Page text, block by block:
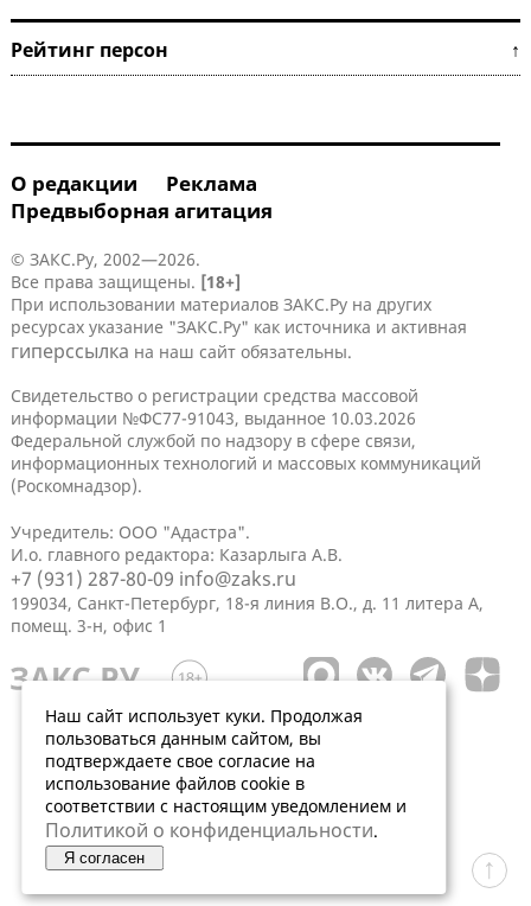
Рейтинг персон ↑
О редакции
Реклама
Предвыборная агитация
© ЗАКС.Ру, 2002—2026.
Все права защищены. [18+]
При использовании материалов ЗАКС.Ру на других
ресурсах указание "ЗАКС.Ру" как источника и активная
гиперссылка на наш сайт обязательны.
Свидетельство о регистрации средства массовой
информации №ФС77-91043, выданное 10.03.2026
Федеральной службой по надзору в сфере связи,
информационных технологий и массовых коммуникаций
(Роскомнадзор).
Учредитель: ООО "Адастра".
И.о. главного редактора: Казарлыга А.В.
+7 (931) 287-80-09 info@zaks.ru
199034, Санкт-Петербург, 18-я линия В.О., д. 11 литера А,
помещ. 3-н, офис 1
Наш сайт использует куки. Продолжая
пользоваться данным сайтом, вы
подтверждаете свое согласие на
использование файлов cookie в
соответствии с настоящим уведомлением и
Политикой о конфиденциальности.
Я согласен